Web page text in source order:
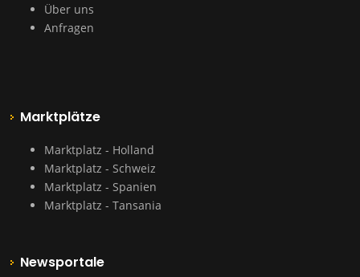
Über uns
Anfragen
Marktplätze
Marktplatz - Holland
Marktplatz - Schweiz
Marktplatz - Spanien
Marktplatz - Tansania
Newsportale